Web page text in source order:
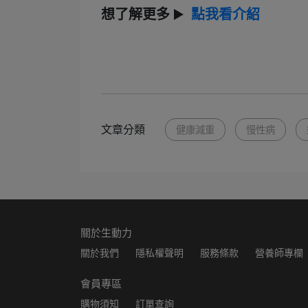
想了解更多 ▶️ 點我看介紹
文章分類 健康減重 慢性病
關於生動力
關於我們 隱私權聲明 服務條款 營養師專欄
會員專區
購物須知 訂單查詢